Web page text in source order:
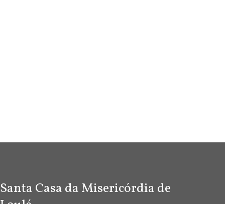
Santa Casa da Misericórdia de